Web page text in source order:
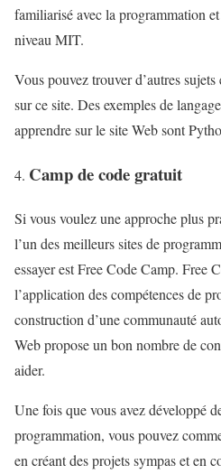
familiarisé avec la programmation
niveau MIT.
Vous pouvez trouver d’autres
sur ce site. Des exemples de
apprendre sur le site Web sont
Camp de code gratuit
Si vous voulez une approche plus
l’un des meilleurs sites de
essayer est Free Code Camp. Free
l’application des compétences de
construction d’une communauté
Web propose un bon nombre de
aider.
Une fois que vous avez développé
programmation, vous pouvez
en créant des projets sympas et en